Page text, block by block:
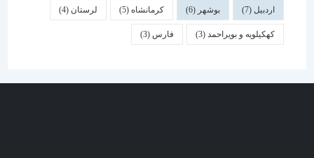
بوشهر کرمانشاه(5) لرستان (4)
کهکیلویه و بویراحمد(3) فارس